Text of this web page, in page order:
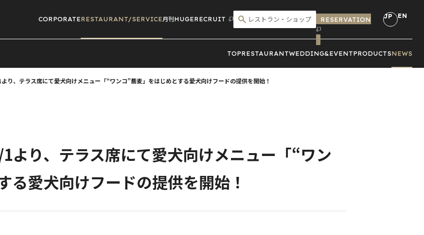
CORPORATERESTAURANT/SERVICE月刊HUGERECRUIT RESERVATION JP EN
TOPRESTAURANTWEDDING& EVENTPRODUCTSNEWS
より、テラス席にて愛犬向けメニュー「“ワンコ”蕎麦」をはじめとする愛犬向けフードの提供を開始！
1より、テラス席にて愛犬向けメニュー「“ワン
る愛犬向けフードの提供を開始！